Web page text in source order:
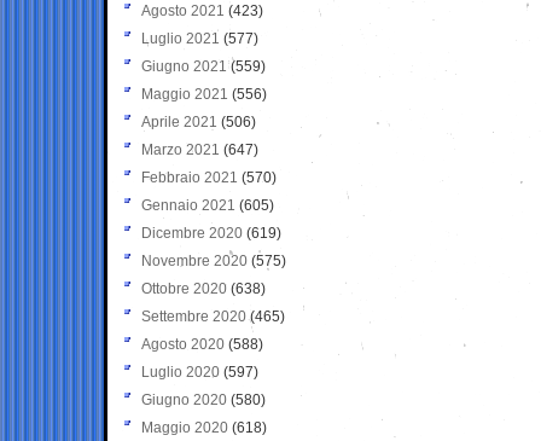
Agosto 2021 (423)
Luglio 2021 (577)
Giugno 2021(559)
Maggio 2021 (556)
Aprile 2021 (506)
Marzo 2021 (647)
Febbraio 2021 (570)
Gennaio 2021 (605)
Dicembre 2020 (619)
Novembre 2020 (575)
Ottobre 2020 (638)
Settembre 2020(465)
Agosto 2020 (588)
Luglio 2020 (597)
Giugno 2020 (580)
Maggio 2020 (618)